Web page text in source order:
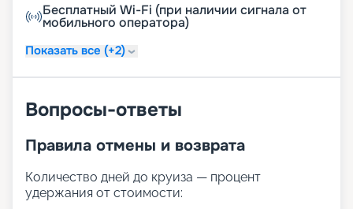
Бесплатный Wi-Fi (при наличии сигнала от
мобильного оператора)
Показать все (+2)
Вопросы-ответы
Правила отмены и возврата
Количество дней до круиза — процент
удержания от стоимости: